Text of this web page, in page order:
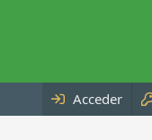
Acceder